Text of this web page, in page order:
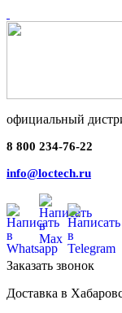
официальный
8 800 234-76-22
info@loctech.ru
Заказать звонок
Доставка в